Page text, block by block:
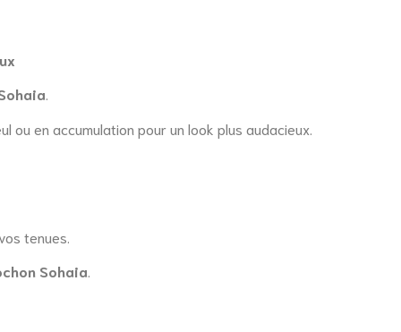
.
en accumulation pour un look plus audacieux.
tenues.
Sohaia